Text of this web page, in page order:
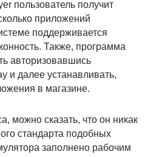
пользователь получит
приложений
поддерживается
Также, программа
авторизовавшись
и далее устанавливать,
в магазине.
можно сказать, что он никак
стандарта подобных
заполнено рабочим